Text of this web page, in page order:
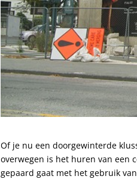
Of je nu een doorgewinterde
overwegen is het huren van een
gepaard gaat met het gebruik